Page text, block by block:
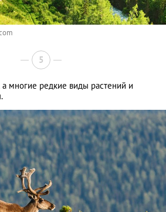
5
многие редкие виды растений и